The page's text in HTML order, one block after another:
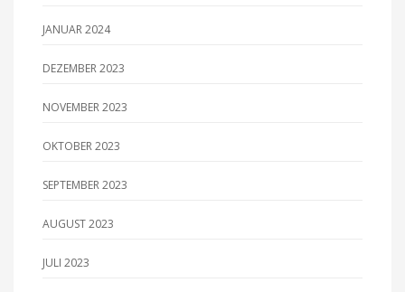
JANUAR 2024
DEZEMBER 2023
NOVEMBER 2023
OKTOBER 2023
SEPTEMBER 2023
AUGUST 2023
JULI 2023